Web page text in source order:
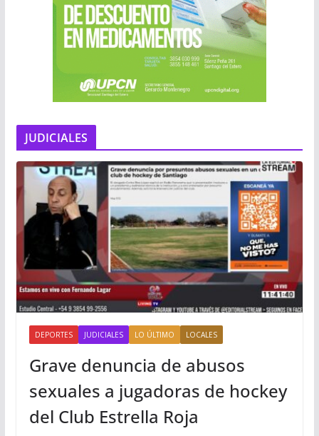
JUDICIALES
DEPORTES JUDICIALES LO ÚLTIMO LOCALES
Grave denuncia de abusos
sexuales a jugadoras de hockey
del Club Estrella Roja